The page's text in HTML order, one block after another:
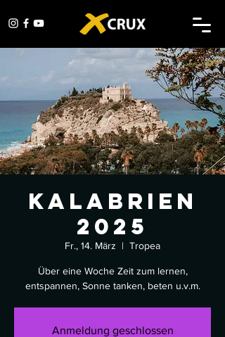
Kalabrien
2025
Fr., 14. März
  |
Tropea
Über eine Woche Zeit zum lernen,
entspannen, Sonne tanken, beten u.v.m.
Anmeldung geschlossen